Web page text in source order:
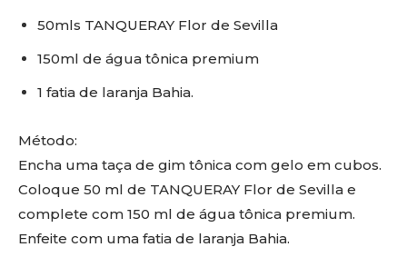
50mls TANQUERAY Flor de Sevilla
150ml de água tônica premium
1 fatia de laranja Bahia.
Método:
Encha uma taça de gim tônica com gelo em cubos.
Coloque 50 ml de TANQUERAY Flor de Sevilla e
complete com 150 ml de água tônica premium.
Enfeite com uma fatia de laranja Bahia.